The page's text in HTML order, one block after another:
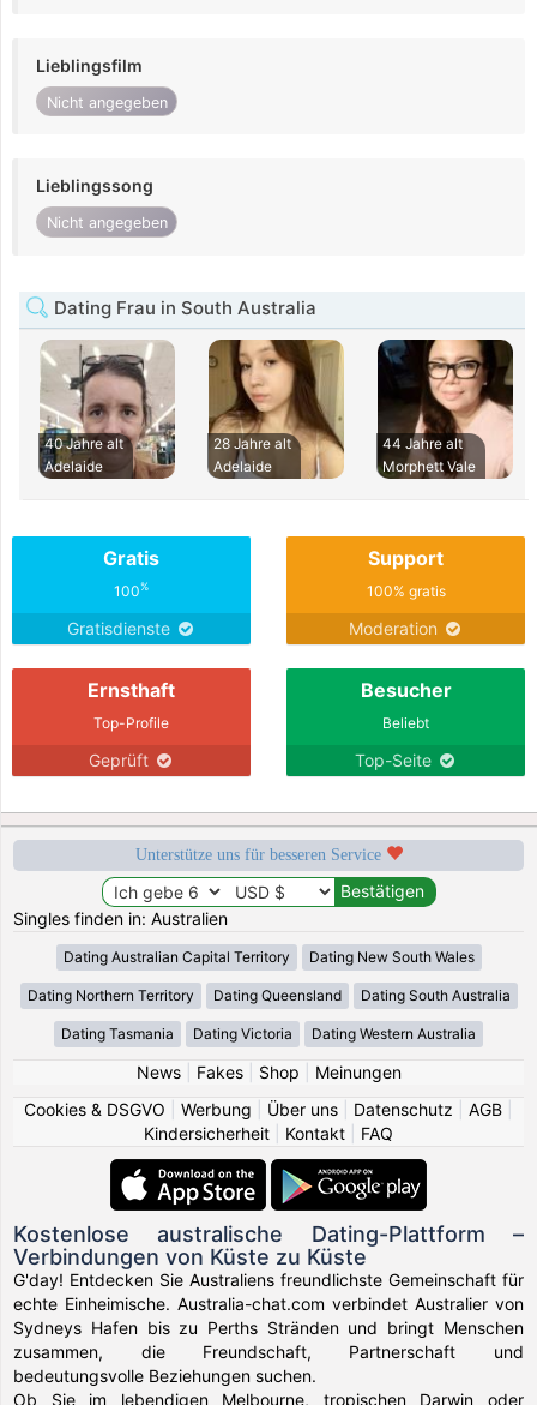
Lieblingsfilm
Nicht angegeben
Lieblingssong
Nicht angegeben
Dating Frau in South Australia
40 Jahre alt
Adelaide
28 Jahre alt
Adelaide
44 Jahre alt
Morphett Vale
Gratis
100%
Gratisdienste
Support
100% gratis
Moderation
Ernsthaft
Top-Profile
Geprüft
Besucher
Beliebt
Top-Seite
Unterstütze uns für besseren Service
Singles finden in: Australien
Dating Australian Capital Territory Dating New South Wales
Dating Northern Territory Dating Queensland Dating South Australia
Dating Tasmania Dating Victoria Dating Western Australia
News| Fakes| Shop
Meinungen
Cookies & DSGVO
Werbung Über uns Datenschutz AGB
Kindersicherheit
Kontakt FAQ
Kostenlose australische Dating-Plattform –
Verbindungen von Küste zu Küste
G'day! Entdecken Sie Australiens freundlichste Gemeinschaft für
echte Einheimische. Australia-chat.com verbindet Australier von
Sydneys Hafen bis zu Perths Stränden und bringt Menschen
zusammen, die Freundschaft, Partnerschaft und
bedeutungsvolle Beziehungen suchen.
Ob Sie im lebendigen Melbourne, tropischen Darwin oder